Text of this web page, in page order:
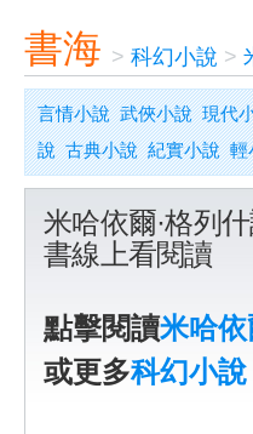
書海 > 科幻小說 >
言情小說 武俠小說 現代
說 古典小說 紀實小說 輕
米哈依爾·格列
書線上看閱讀
點擊閱讀米哈依
或更多科幻小說